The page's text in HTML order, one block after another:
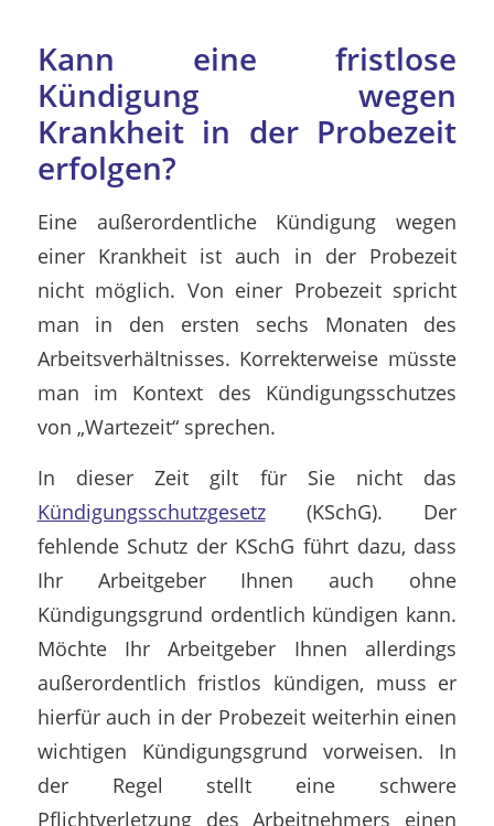
Kann eine fristlose
Kündigung wegen
Krankheit in der Probezeit
erfolgen?
Eine außerordentliche Kündigung wegen
einer Krankheit ist auch in der Probezeit
nicht möglich. Von einer Probezeit spricht
man in den ersten sechs Monaten des
Arbeitsverhältnisses. Korrekterweise müsste
man im Kontext des Kündigungsschutzes
von „Wartezeit“ sprechen.
In dieser Zeit gilt für Sie nicht das
Kündigungsschutzgesetz(KSchG). Der
fehlende Schutz der KSchG führt dazu, dass
Ihr Arbeitgeber Ihnen auch ohne
Kündigungsgrund ordentlich kündigen kann.
Möchte Ihr Arbeitgeber Ihnen allerdings
außerordentlich fristlos kündigen, muss er
hierfür auch in der Probezeit weiterhin einen
wichtigen Kündigungsgrund vorweisen. In
der Regel stellt eine schwere
Pflichtverletzung des Arbeitnehmers einen